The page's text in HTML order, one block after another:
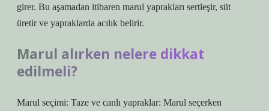
girer. Bu aşamadan itibaren marul yaprakları sertleşir, süt
üretir ve yapraklarda acılık belirir.
Marul alırken nelere dikkat
edilmeli?
Marul seçimi: Taze ve canlı yapraklar: Marul seçerken